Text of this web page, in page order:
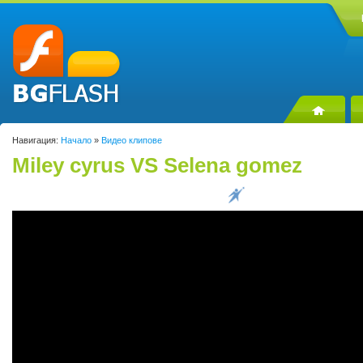
Навигация: Начало » Видео клипове
Miley cyrus VS Selena gomez